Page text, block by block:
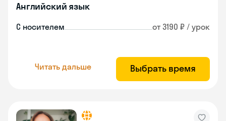
Английский язык
С носителем от 3190 ₽ / урок
Читать дальше Выбрать время